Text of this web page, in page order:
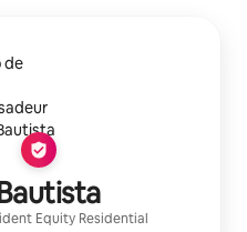
Equity Residential